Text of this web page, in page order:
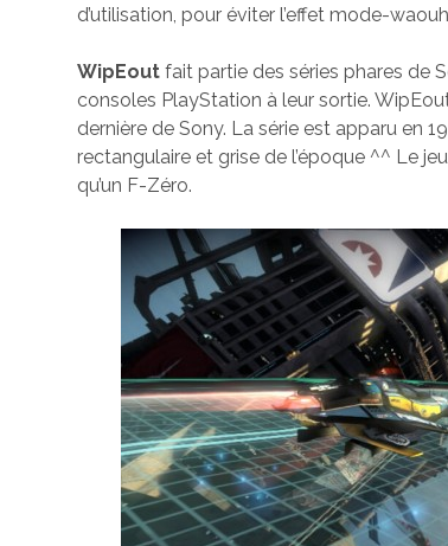
d’utilisation, pour éviter l’effet mode-
WipEout fait partie des séries phares de
consoles PlayStation à leur sortie.
dernière de Sony. La série est apparu en
rectangulaire et grise de l’époque ^^ Le
qu’un F-Zéro.